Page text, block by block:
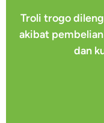
Troli trogo
akibat
dan